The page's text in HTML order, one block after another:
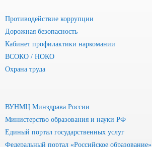
Противодействие коррупции
Дорожная безопасность
Кабинет профилактики наркомании
ВСОКО / НОКО
Охрана труда
ВУНМЦ Минздрава России
Министерство образования и науки РФ
Единый портал государственных услуг
Федеральный портал «Российское образование»